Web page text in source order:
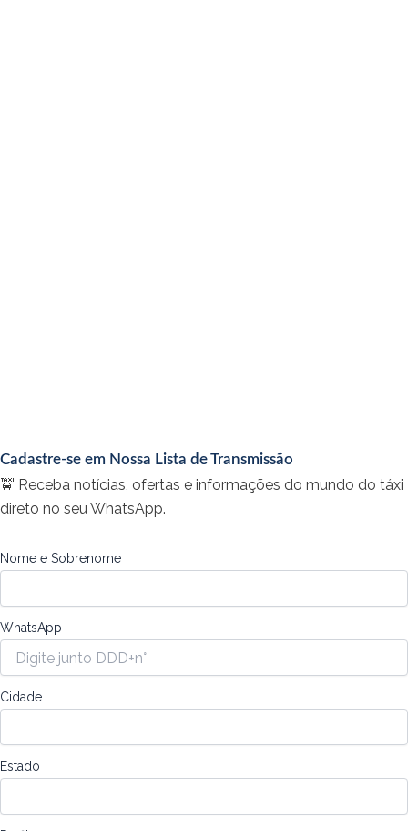
Cadastre-se em Nossa Lista de Transmissão
🚖 Receba notícias, ofertas e informações do mundo do táxi
direto no seu WhatsApp.
Nome e Sobrenome
WhatsApp
Cidade
Estado